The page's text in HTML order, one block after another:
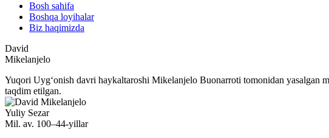
Bosh sahifa
Boshqa loyihalar
Biz haqimizda
David
Mikelanjelo
Yuqori Uygʻonish davri haykaltaroshi Mikelanjelo Buonarroti tomonidan
taqdim etilgan.
Yuliy Sezar
Mil. av. 100–44-yillar